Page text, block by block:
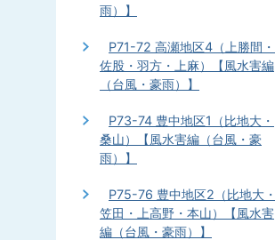
雨）】
P71-72 高瀬地区4（上勝間・
佐股・羽方・上麻）【風水害編
（台風・豪雨）】
P73-74 豊中地区1（比地大・
桑山）【風水害編（台風・豪
雨）】
P75-76 豊中地区2（比地大・
笠田・上高野・本山）【風水害
編（台風・豪雨）】